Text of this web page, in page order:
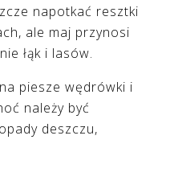
napotkać resztki
ale maj przynosi
łąk i lasów.
piesze wędrówki i
należy być
deszczu,